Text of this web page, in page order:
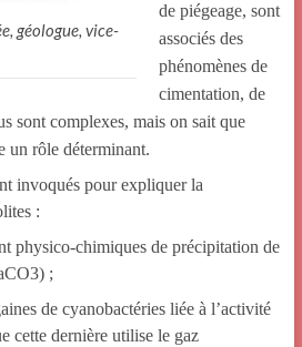
géologue, vice-
de piégeage, sont
associés des
phénomènes de
cimentation, de
sont complexes, mais on sait que
un rôle déterminant.
invoqués pour expliquer la
:
physico-chimiques de précipitation de
;
de cyanobactéries liée à l’activité
cette dernière utilise le gaz